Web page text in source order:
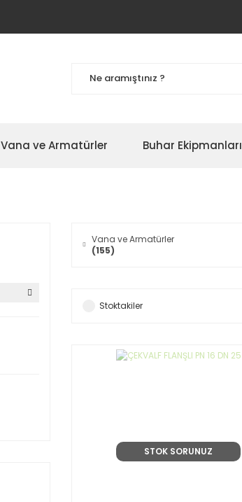
Vana ve Armatürler Buhar Ekipmanları
Vana ve Armatürler
(155)
Stoktakiler
STOK SORUNUZ